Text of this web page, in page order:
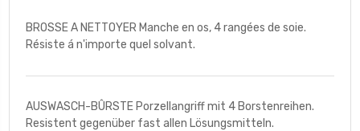
BROSSE A NETTOYER Manche en os, 4 rangées de soie.
Résiste á n'importe quel solvant.
AUSWASCH-BÛRSTE Porzellangriff mit 4 Borstenreihen.
Resistent gegenüber fast allen Lösungsmitteln.